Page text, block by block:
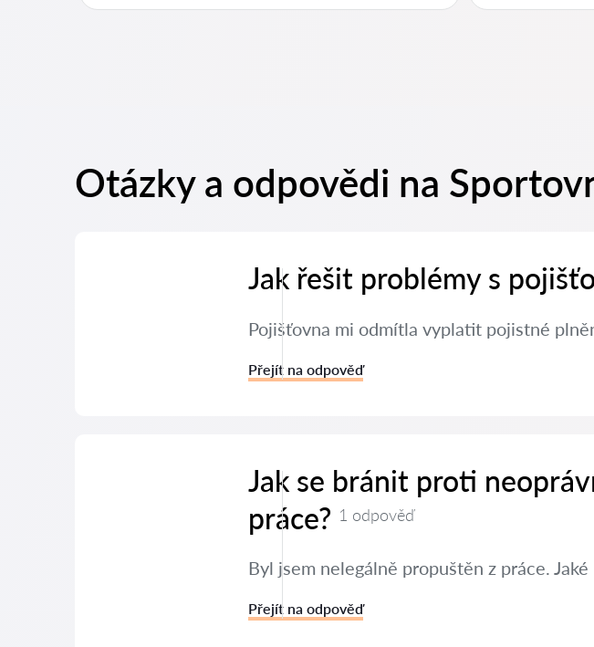
Otázky a odpovědi na
Jak řešit problémy s
Pojišťovna mi odmítla vyplatit pojistné
Přejít na odpověď
Jak se bránit proti
práce? 1 odpověď
Byl jsem nelegálně propuštěn z práce.
Přejít na odpověď